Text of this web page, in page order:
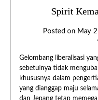
Spirit
Posted on May
Gelombang liberalisasi
sebetulnya tidak
khususnya dalam
yang dianggap maju
dan Jepang tetap